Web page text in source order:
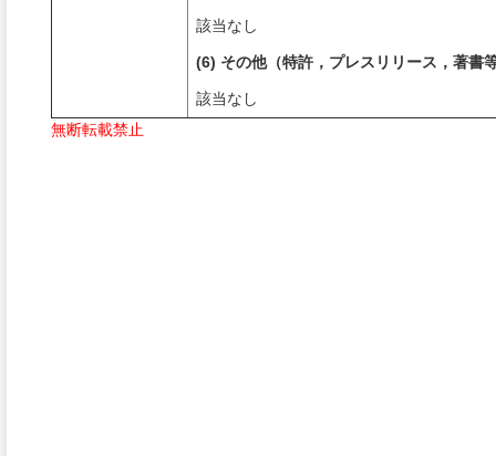
該当なし
(6) その他（特許，プレスリリース，著書
該当なし
無断転載禁止